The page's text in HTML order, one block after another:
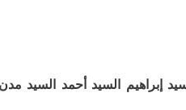
إبراهيم السيد أحمد السيد